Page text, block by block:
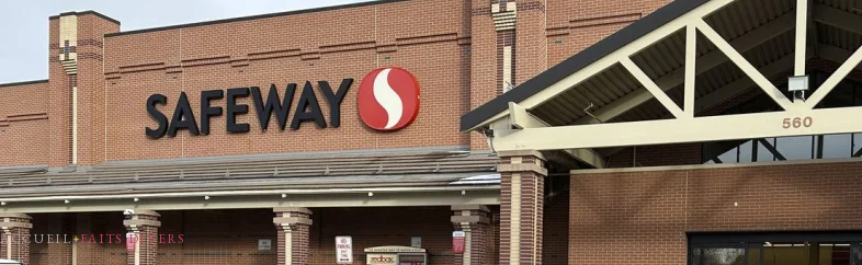
ACCUEIL FAITS DIVERS